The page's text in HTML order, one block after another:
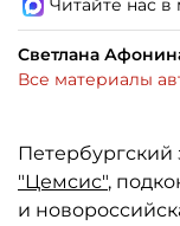
Читайте нас
Светлана
Все материалы
Петербургский
"Цемсис",
и